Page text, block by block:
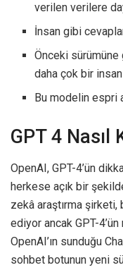
verilen verilere
İnsan gibi
Önceki
daha çok bir
Bu modelin espri
GPT 4 Nasıl
OpenAI, GPT-4’ün
herkese açık bir
zekâ araştırma
ediyor ancak GPT-
OpenAI’ın sunduğu
sohbet botunun yeni